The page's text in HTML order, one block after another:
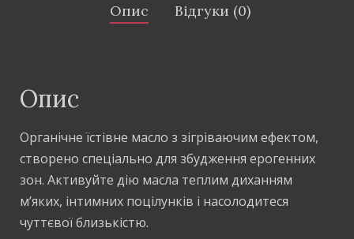
Опис Відгуки (0)
Опис
Органічне їстівне масло з зігріваючим ефектом,
створено спеціально для збудження ерогенних
зон. Активуйте дію масла теплим диханням
м’яких, інтимних поцілунків і насолодитеся
чуттєвої близькістю.